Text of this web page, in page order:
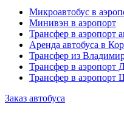
Микроавтобус в
Минивэн в аэропорт
Трансфер в аэропорт
Аренда автобуса в
Трансфер из
Трансфер в аэропорт
Трансфер в аэропорт
Заказ автобуса